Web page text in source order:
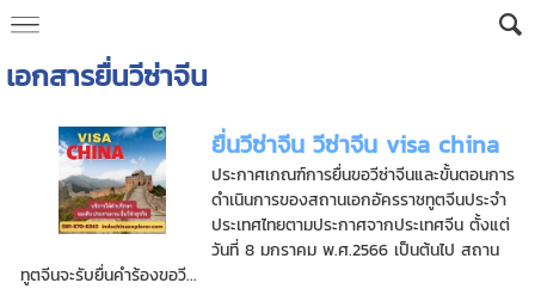
เอกสารยื่นวีซ่าจีน
ยื่นวีซ่าจีน วีซ่าจีน visa china
ประกาศเกณฑ์การยื่นขอวีซ่าจีนและขั้นตอนการ
ดำเนินการของสถานเอกอัครราชทูตจีนประจำ
ประเทศไทยตามประกาศจากประเทศจีน ตั้งแต่
วันที่ 8 มกราคม พ.ศ.2566 เป็นต้นไป สถาน
ทูตจีนจะรับยื่นคำร้องขอวี...